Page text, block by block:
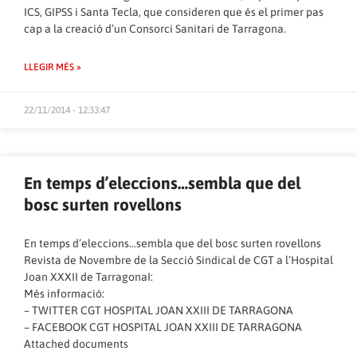
ICS, GIPSS i Santa Tecla, que consideren que és el primer pas
cap a la creació d’un Consorci Sanitari de Tarragona.
LLEGIR MÉS »
22/11/2014 - 12:33:47
En temps d’eleccions…sembla que del
bosc surten rovellons
En temps d’eleccions…sembla que del bosc surten rovellons
Revista de Novembre de la Secció Sindical de CGT a l’Hospital
Joan XXXII de TarragonaI:
Més informació:
–TWITTER CGT HOSPITAL JOAN XXIII DE TARRAGONA
– FACEBOOK CGT HOSPITAL JOAN XXIII DE TARRAGONA
Attached documents